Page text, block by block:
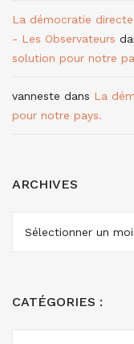
La démocratie
- Les Observateurs
solution pour notre
vanneste dans La
pour notre pays.
ARCHIVES
ARCHIVES
CATÉGORIES :
CATÉGORIES